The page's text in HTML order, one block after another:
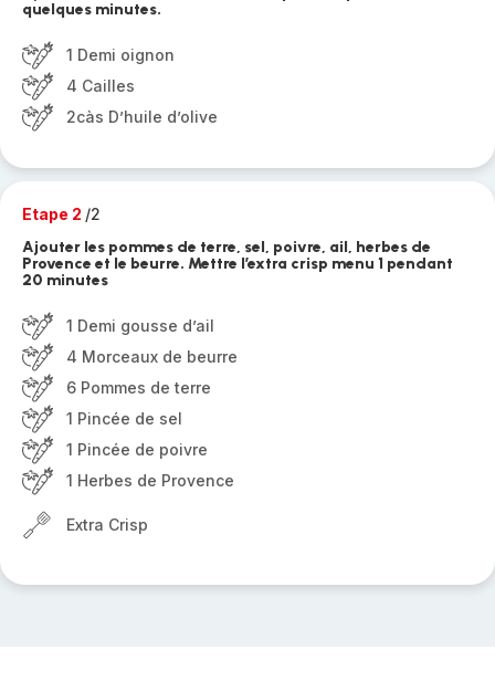
quelques minutes.
1 Demi oignon
4 Cailles
2càs D’huile d’olive
Etape 2 /2
Ajouter les pommes de terre, sel, poivre, ail, herbes de
Provence et le beurre. Mettre l’extra crisp menu 1 pendant
20 minutes
1 Demi gousse d’ail
4 Morceaux de beurre
6 Pommes de terre
1 Pincée de sel
1 Pincée de poivre
1 Herbes de Provence
Extra Crisp